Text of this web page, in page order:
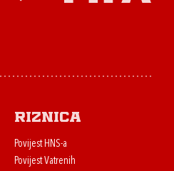
Riznica
Povijest HNS-a
Povijest Vatrenih